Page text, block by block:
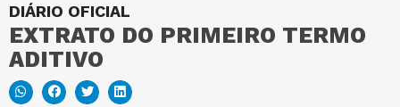
DIÁRIO OFICIAL
EXTRATO DO PRIMEIRO TERMO
ADITIVO
MAPA DO SITE
PORTAL DA TRANSPARÊNCIA